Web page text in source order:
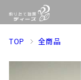
TOP 全商品